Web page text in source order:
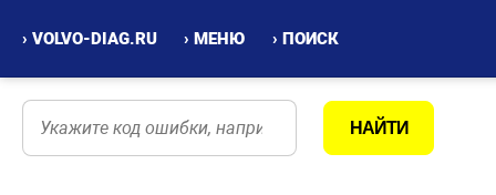
› VOLVO-DIAG.RU › МЕНЮ › ПОИСК